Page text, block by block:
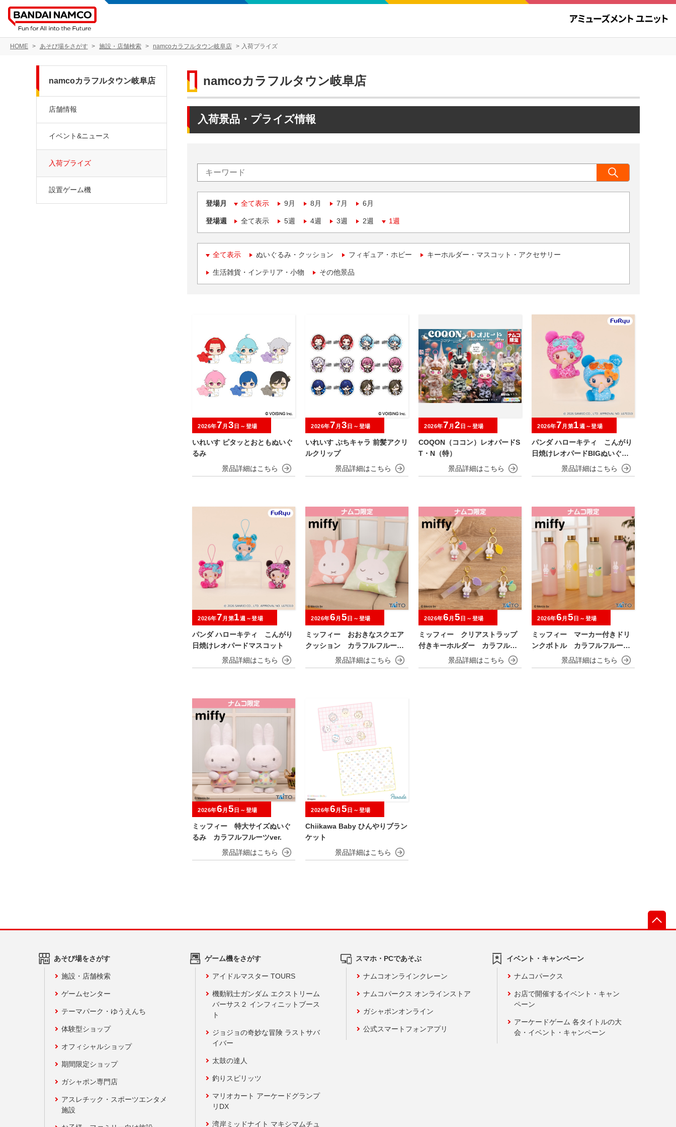
HOME あそび場をさがす 施設・店舗検索 namcoカラフルタウン岐阜店 入荷プライズ
namcoカラフルタウン岐阜店
入荷景品・プライズ情報
登場月 全て表示 9月 8月 7月 6月
登場週 全て表示 5週 4週 3週 2週 1週
全て表示 ぬいぐるみ・クッション フィギュア・ホビー キーホルダー・マスコット・アクセサリー
生活雑貨・インテリア・小物 その他景品
いれいす ピタッとおともぬいぐ
るみ
2026年7 月 3 日～登場
いれいす ぷちキャラ 前髪アクリ
ルクリップ
2026年7 月 3 日～登場
COQON（ココン）レオパードS
T・N（特）
2026年7 月 2 日～登場
パンダ ハローキティ こんがり
日焼けレオパードBIGぬいぐる
2026年7 月第1週～登場
パンダ ハローキティ こんがり
日焼けレオパードマスコット
2026年7 月第1週～登場
ミッフィー おおきなスクエア
クッション カラフルフルーツv
2026年6 月 5 日～登場
ミッフィー クリアストラップ
付きキーホルダー カラフルフ
ルーツver.
2026年6 月 5 日～登場
ミッフィー マーカー付きドリ
ンクボトル カラフルフルーツv
2026年6 月 5 日～登場
ミッフィー 特大サイズぬいぐ
るみ カラフルフルーツver.
2026年6 月 5 日～登場
Chiikawa Baby ひんやりブラン
ケット
2026年6 月 5 日～登場
namcoカラフルタウン岐阜店
店舗情報
イベント&ニュース
入荷プライズ
設置ゲーム機
あそび場をさがす
施設・店舗検索
ゲームセンター
テーマパーク・ゆうえんち
体験型ショップ
オフィシャルショップ
期間限定ショップ
ガシャポン専門店
アスレチック・スポーツエンタメ
施設
ゲーム機をさがす
アイドルマスター TOURS
機動戦士ガンダム エクストリーム
バーサス２ インフィニットブース
ト
ジョジョの奇妙な冒険 ラストサバ
イバー
太鼓の達人
釣りスピリッツ
マリオカート アーケードグランプ
リDX
湾岸ミッドナイト マキシマムチュ
スマホ・PCであそぶ
ナムコオンラインクレーン
ナムコパークス オンラインストア
ガシャポンオンライン
公式スマートフォンアプリ
イベント・キャンペーン
ナムコパークス
お店で開催するイベント・キャン
ペーン
アーケードゲーム 各タイトルの大
会・イベント・キャンペーン